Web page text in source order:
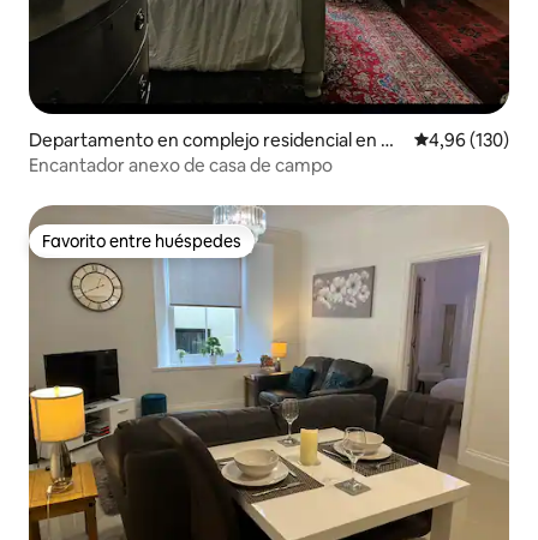
Departamento en complejo residencial en G
ŵyr
Calificación
4,96 (130)
Encantador anexo de casa de campo
Favorito entre huéspedes
Favorito entre huéspedes